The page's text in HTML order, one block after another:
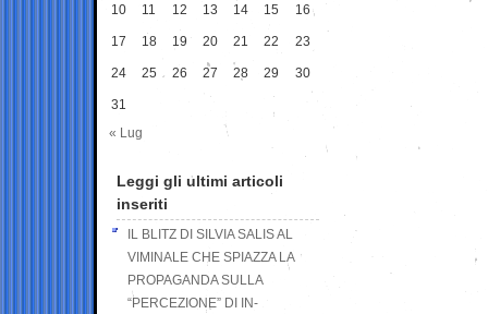
10 11 12 13 14 15 16
17 18 19 20 21 22 23
24 25 26 27 28 29 30
31
« Lug
Leggi gli ultimi articoli
inseriti
IL BLITZ DI SILVIA SALIS AL
VIMINALE CHE SPIAZZA LA
PROPAGANDA SULLA
“PERCEZIONE” DI IN-